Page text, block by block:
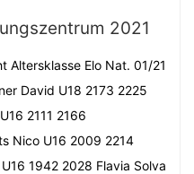
2021
Altersklasse Elo Nat. 01/21
David U18 2173 2225
2111 2166
Nico U16 2009 2214
1942 2028 Flavia Solva